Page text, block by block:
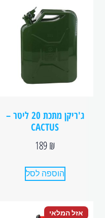
ג'ריקן מתכת 20 ליטר –
CACTUS
189₪
הוספה לסל
אזל המלאי